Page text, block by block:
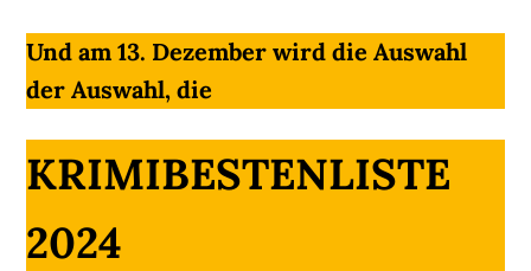
Und am 13. Dezember wird die Auswahl
der Auswahl, die
KRIMIBESTENLISTE
2024